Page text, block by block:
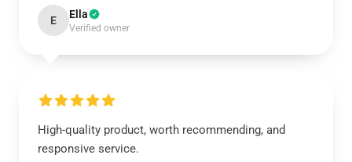
E Ella
Verified owner
High-quality product, worth recommending, and
responsive service.